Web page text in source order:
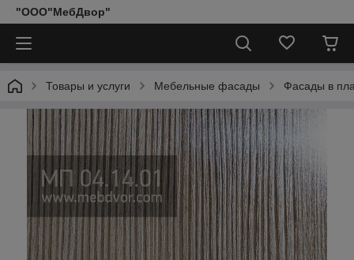
"ООО"МебДвор"
Товары и услуги Мебельные фасады Фасады в